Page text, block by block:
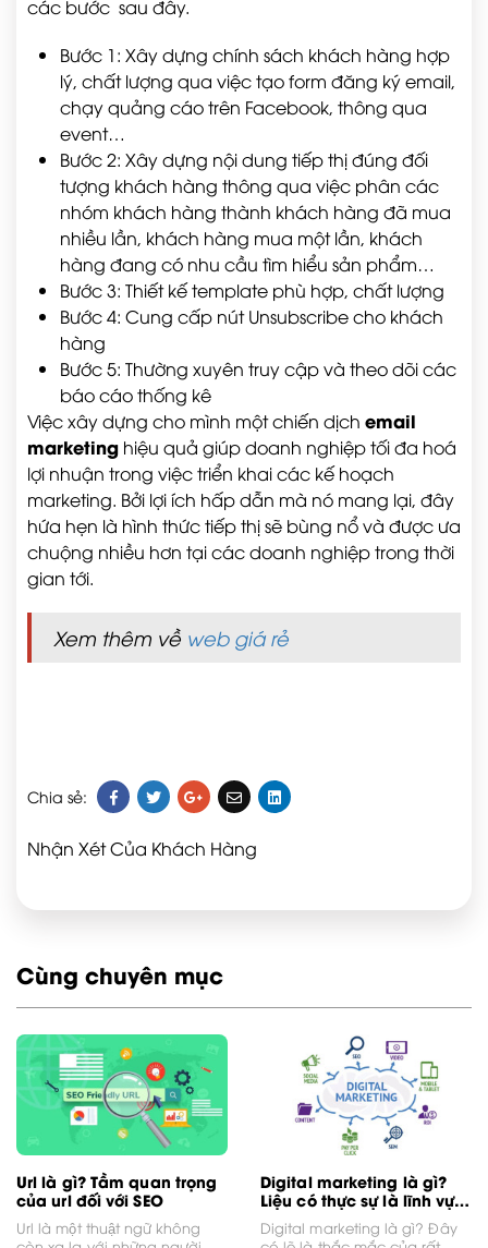
các bước sau đây.
Bước 1: Xây dựng chính sách khách hàng hợp
lý, chất lượng qua việc tạo form đăng ký email,
chạy quảng cáo trên Facebook, thông qua
event…
Bước 2: Xây dựng nội dung tiếp thị đúng đối
tượng khách hàng thông qua việc phân các
nhóm khách hàng thành khách hàng đã mua
nhiều lần, khách hàng mua một lần, khách
hàng đang có nhu cầu tìm hiểu sản phẩm…
Bước 3: Thiết kế template phù hợp, chất lượng
Bước 4: Cung cấp nút Unsubscribe cho khách
hàng
Bước 5: Thường xuyên truy cập và theo dõi các
báo cáo thống kê
Việc xây dựng cho mình một chiến dịch email
marketing hiệu quả giúp doanh nghiệp tối đa hoá
lợi nhuận trong việc triển khai các kế hoạch
marketing. Bởi lợi ích hấp dẫn mà nó mang lại, đây
hứa hẹn là hình thức tiếp thị sẽ bùng nổ và được ưa
chuộng nhiều hơn tại các doanh nghiệp trong thời
gian tới.
Xem thêm về web giá rẻ
Chia sẻ:
Nhận Xét Của Khách Hàng
Cùng chuyên mục
Url là gì? Tầm quan trọng
của url đối với SEO
Url là một thuật ngữ không
Digital marketing là gì?
Liệu có thực sự là lĩnh vực
tiềm năng?
Digital marketing là gì? Đây